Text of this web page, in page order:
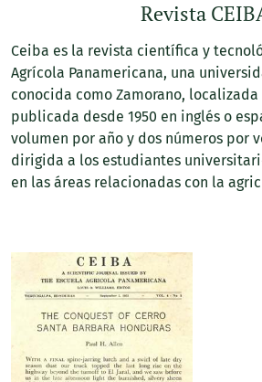
Revista
Ceiba es la revista científica y
Agrícola Panamericana, una
conocida como Zamorano, localizada
publicada desde 1950 en inglés o
volumen por año y dos números por
dirigida a los estudiantes
en las áreas relacionadas con la